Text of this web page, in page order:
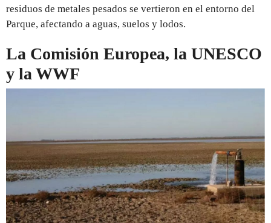
residuos de metales pesados se vertieron en el entorno del
Parque, afectando a aguas, suelos y lodos.
La Comisión Europea, la UNESCO
y la WWF